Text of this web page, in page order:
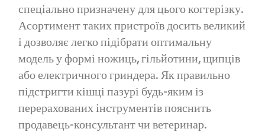
спеціально призначену для цього когтерізку.
Асортимент таких пристроїв досить великий
і дозволяє легко підібрати оптимальну
модель у формі ножиць, гільйотини, щипців
або електричного гриндера. Як правильно
підстригти кішці пазурі будь-яким із
перерахованих інструментів пояснить
продавець-консультант чи ветеринар.